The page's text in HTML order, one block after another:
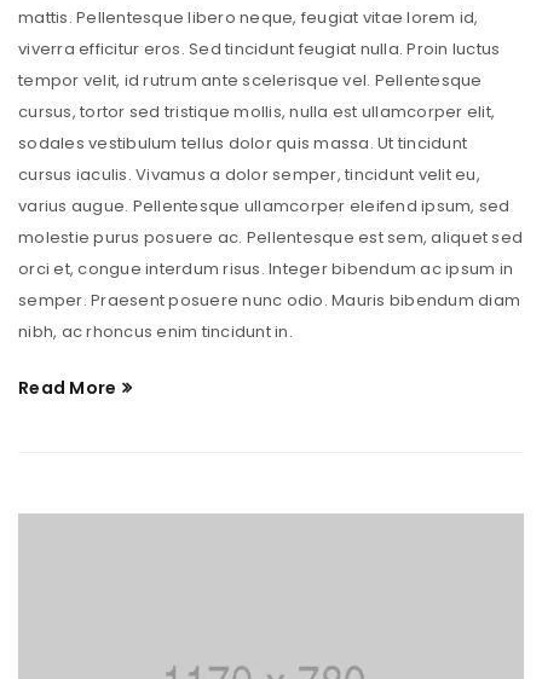
mattis. Pellentesque libero neque, feugiat vitae lorem id,
viverra efficitur eros. Sed tincidunt feugiat nulla. Proin luctus
tempor velit, id rutrum ante scelerisque vel. Pellentesque
cursus, tortor sed tristique mollis, nulla est ullamcorper elit,
sodales vestibulum tellus dolor quis massa. Ut tincidunt
cursus iaculis. Vivamus a dolor semper, tincidunt velit eu,
varius augue. Pellentesque ullamcorper eleifend ipsum, sed
molestie purus posuere ac. Pellentesque est sem, aliquet sed
orci et, congue interdum risus. Integer bibendum ac ipsum in
semper. Praesent posuere nunc odio. Mauris bibendum diam
nibh, ac rhoncus enim tincidunt in.
Read More